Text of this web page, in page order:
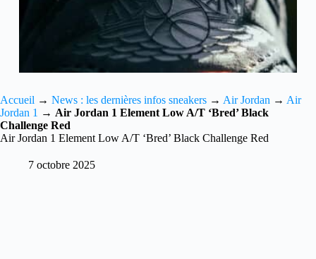
Accueil → News : les dernières infos sneakers → Air Jordan → Air
Jordan 1 → Air Jordan 1 Element Low A/T ‘Bred’ Black
Challenge Red
Air Jordan 1 Element Low A/T ‘Bred’ Black Challenge Red
7 octobre 2025